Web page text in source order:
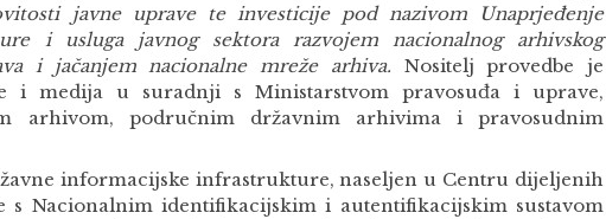
javne uprave te investicije pod nazivom Unaprjeđenje
i usluga javnog sektora razvojem nacionalnog arhivskog
i jačanjem nacionalne mreže arhiva. Nositelj provedbe je
i medija u suradnji s Ministarstvom pravosuđa i uprave,
arhivom, područnim državnim arhivima i pravosudnim
informacijske infrastrukture, naseljen u Centru dijeljenih
s Nacionalnim identifikacijskim i autentifikacijskim sustavom